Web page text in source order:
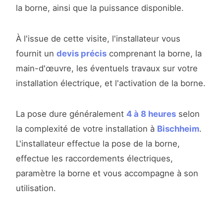
la borne, ainsi que la puissance disponible.
À l'issue de cette visite, l'installateur vous
fournit un devis précis comprenant la borne, la
main-d'œuvre, les éventuels travaux sur votre
installation électrique, et l'activation de la borne.
La pose dure généralement 4 à 8 heures selon
la complexité de votre installation à Bischheim.
L'installateur effectue la pose de la borne,
effectue les raccordements électriques,
paramètre la borne et vous accompagne à son
utilisation.